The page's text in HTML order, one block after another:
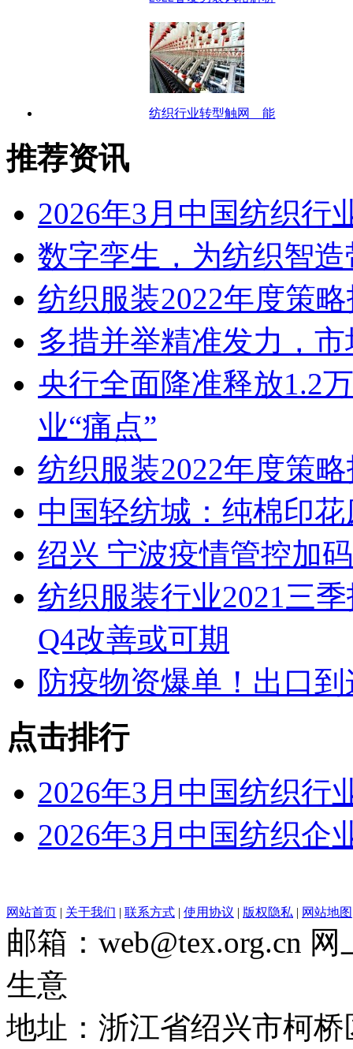
纺织行业转型触网 能
推荐资讯
2026年3月中国纺织行
数字孪生，为纺织智
纺织服装2022年度策
多措并举精准发力，
央行全面降准释放1.2
业“痛点”
纺织服装2022年度策
中国轻纺城：纯棉印
绍兴 宁波疫情管控加
纺织服装行业2021三
Q4改善或可期
防疫物资爆单！出口
点击排行
2026年3月中国纺织行
2026年3月中国纺织企
网站首页 | 关于我们 | 联系方式 | 使用协议 | 版权隐私 | 网站地图
邮箱：web@tex.org.cn
生意
地址：浙江省绍兴市柯